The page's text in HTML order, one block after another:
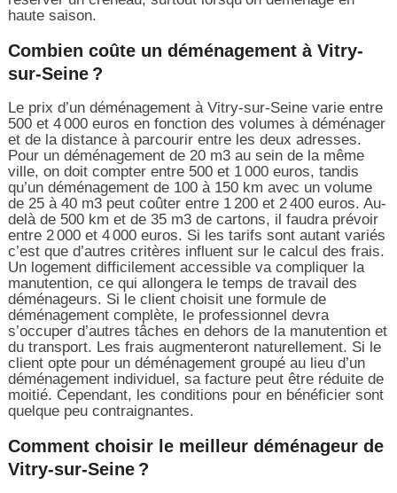
haute saison.
Combien coûte un déménagement à Vitry-
sur-Seine ?
Le prix d’un déménagement à Vitry-sur-Seine varie entre
500 et 4 000 euros en fonction des volumes à déménager
et de la distance à parcourir entre les deux adresses.
Pour un déménagement de 20 m3 au sein de la même
ville, on doit compter entre 500 et 1 000 euros, tandis
qu’un déménagement de 100 à 150 km avec un volume
de 25 à 40 m3 peut coûter entre 1 200 et 2 400 euros. Au-
delà de 500 km et de 35 m3 de cartons, il faudra prévoir
entre 2 000 et 4 000 euros. Si les tarifs sont autant variés
c’est que d’autres critères influent sur le calcul des frais.
Un logement difficilement accessible va compliquer la
manutention, ce qui allongera le temps de travail des
déménageurs. Si le client choisit une formule de
déménagement complète, le professionnel devra
s’occuper d’autres tâches en dehors de la manutention et
du transport. Les frais augmenteront naturellement. Si le
client opte pour un déménagement groupé au lieu d’un
déménagement individuel, sa facture peut être réduite de
moitié. Cependant, les conditions pour en bénéficier sont
quelque peu contraignantes.
Comment choisir le meilleur déménageur de
Vitry-sur-Seine ?